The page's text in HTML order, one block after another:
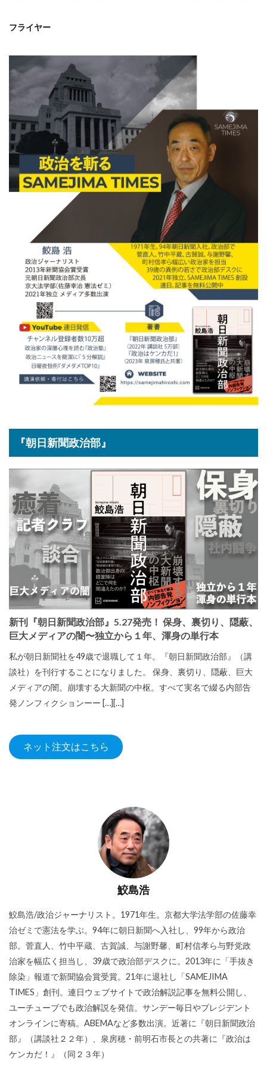
フライヤー
『朝日新聞政治部』
新刊『朝日新聞政治部』5.27発売！ 保身、裏切り、隠蔽、
巨大メディアの闇〜独立から１年、渾身の単行本
私が朝日新聞社を49歳で退職して１年。『朝日新聞政治部』（講
談社）を刊行することになりました。 保身、裏切り、隠蔽、巨大
メディアの闇。崩壊する大新聞の中枢。すべて実名で綴る内部告
発ノンフィクションーー […][…]
ネット注文はこちら
鮫島浩
鮫島浩/政治ジャーナリスト。1971年生。京都大学法学部の佐藤幸
治ゼミで憲法を学ぶ。94年に朝日新聞へ入社し、99年から政治
部。菅直人、竹中平蔵、古賀誠、与謝野馨、町村信孝ら与野党政
治家を幅広く担当し、39歳で政治部デスクに。2013年に「手抜き
除染」報道で新聞協会賞受賞。21年に退社し「SAMEJIMA
TIMES」創刊。連日ウェブサイトで政治解説記事を無料公開し、
ユーチューブでも政治解説を発信。サンデー毎日やプレジデント
オンラインに寄稿。ABEMAなど多数出演。近著に『朝日新聞政治
部』（講談社２２年）、泉房穂・前明石市長との共著に『政治は
ケンカだ！』（同２３年）